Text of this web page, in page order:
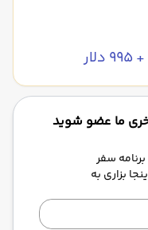
ما عضو شوید
سفر
بزاری به